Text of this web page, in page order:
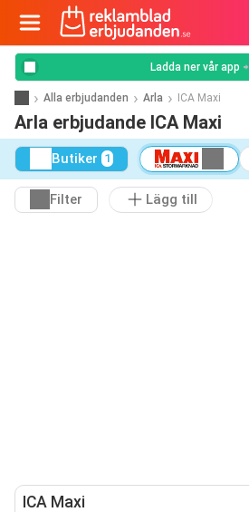
Ladda ner vår app
Alla erbjudanden Arla ICA Maxi
Arla erbjudande ICA Maxi
Butiker 1
Filter Lägg till
ICA Maxi